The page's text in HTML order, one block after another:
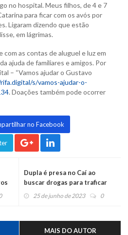
no hospital. Meus filhos, de 4 e 7
para ficar com os avós por
Ligaram dizendo que estão
em lágrimas.
com as contas de aluguel e luz em
ajuda de familiares e amigos. Por
– “Vamos ajudar o Gustavo
s/vamos-ajudar-o-
. Doações também pode ocorrer
no Facebook
Dupla é presa no Caí ao
buscar drogas para traficar
em Feliz
25 de junho de 2023 0
MAIS DO AUTOR